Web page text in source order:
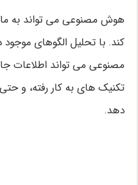
هوش مصنوعی می تواند به
کند. با تحلیل الگوهای
مصنوعی می تواند اطلاعات
تکنیک های به کار رفته، و حتی
دهد.